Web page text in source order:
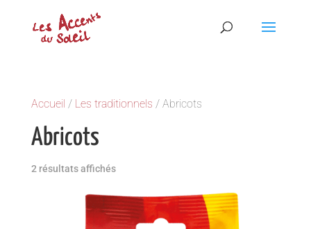
Accueil / Les traditionnels / Abricots
Abricots
2 résultats affichés